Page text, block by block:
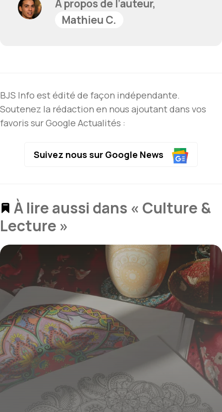
À propos de l’auteur,
Mathieu C.
BJS Info est édité de façon indépendante.
Soutenez la rédaction en nous ajoutant dans vos
favoris sur Google Actualités :
Suivez nous sur Google News
À lire aussi dans « Culture &
Lecture »